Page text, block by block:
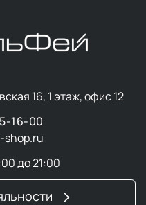
16, 1 этаж, офис 12
16-00
shop.ru
до 21:00